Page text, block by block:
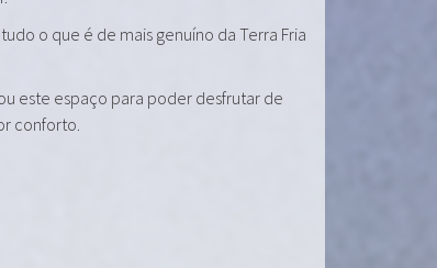
o que é de mais genuíno da Terra Fria
este espaço para poder desfrutar de
conforto.